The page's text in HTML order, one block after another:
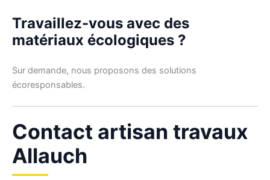
Travaillez-vous avec des
matériaux écologiques ?
Sur demande, nous proposons des solutions
écoresponsables.
Contact artisan travaux
Allauch